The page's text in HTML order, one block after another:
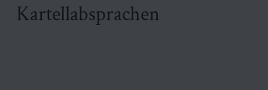
Kartellabsprachen